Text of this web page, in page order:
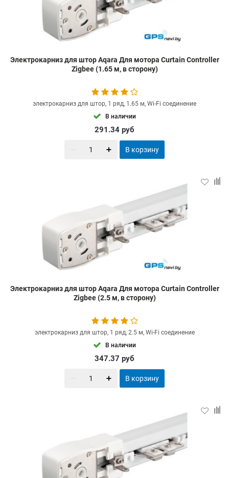
Электрокарниз для штор Aqara Для мотора Curtain Controller
Zigbee (1.65 м, в сторону)
электрокарниз для штор, 1 ряд, 1.65 м, Wi-Fi соединение
В наличии
291.34 руб
В корзину
Электрокарниз для штор Aqara Для мотора Curtain Controller
Zigbee (2.5 м, в сторону)
электрокарниз для штор, 1 ряд, 2.5 м, Wi-Fi соединение
В наличии
347.37 руб
В корзину